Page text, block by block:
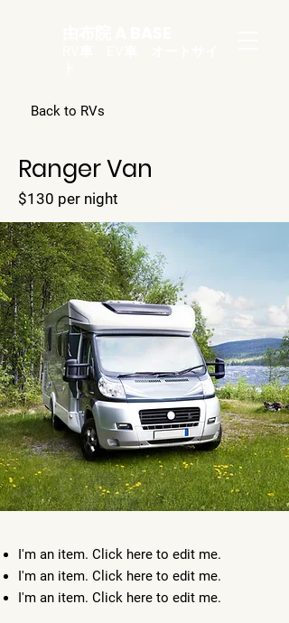
Back to RVs
Ranger Van
$130 per night
I'm an item. ​Click here to edit me.
I'm an item. ​Click here to edit me.
I'm an item. ​Click here to edit me.